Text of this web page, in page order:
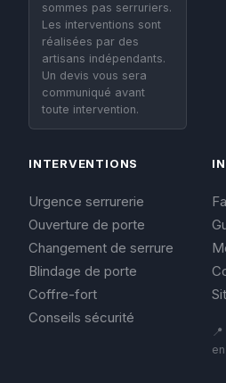
sommes pas serruriers.
Les interventions sont
réalisées par des
artisans indépendants.
Un devis vous sera
communiqué avant
toute intervention.
INTERVENTIONS
Urgence serrurerie
Ouverture de porte
Changement de serrure
Blindage de porte
Coffre-fort
Conseils sécurité